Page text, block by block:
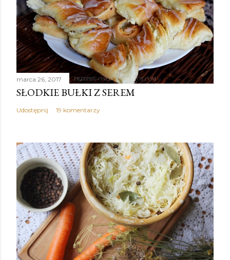
marca 26, 2017
SŁODKIE BUŁKI Z SEREM
Udostępnij 19 komentarzy